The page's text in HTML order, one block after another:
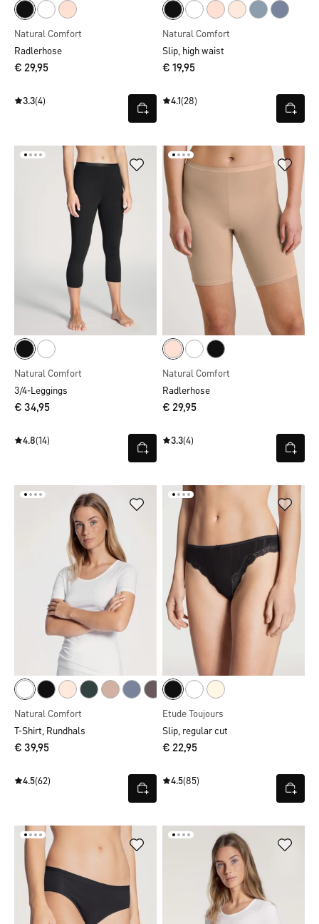
Natural Comfort
Radlerhose
€ 29,95
3.3(4)
Natural Comfort
Slip, high waist
€ 19,95
4.1(28)
Natural Comfort
3/4-Leggings
€ 34,95
4.8(14)
Natural Comfort
Radlerhose
€ 29,95
3.3(4)
Natural Comfort
T-Shirt, Rundhals
€ 39,95
4.5(62)
Etude Toujours
Slip, regular cut
€ 22,95
4.5(85)